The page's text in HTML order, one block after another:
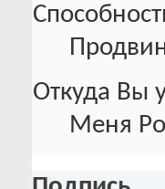
Откуда Вы
Меня